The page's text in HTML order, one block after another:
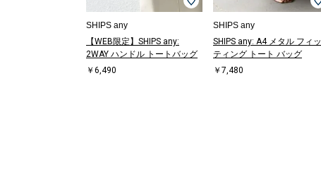
SHIPS any
【WEB限定】SHIPS any:
2WAY ハンドル トートバッグ
￥6,490
SHIPS any
SHIPS any: A4 メタル フィッ
ティング トート バッグ
￥7,480